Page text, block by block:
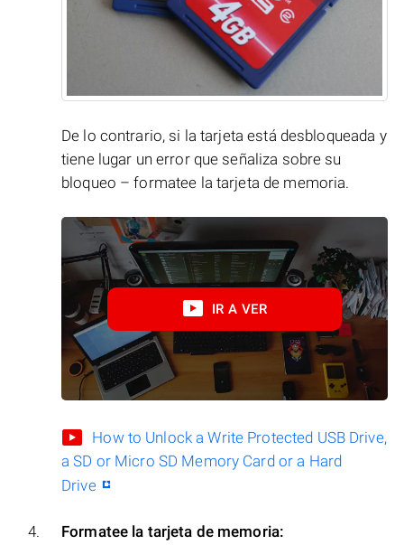
De lo contrario, si la tarjeta está desbloqueada y
tiene lugar un error que señaliza sobre su
bloqueo – formatee la tarjeta de memoria.
IR A VER
How to Unlock a Write Protected USB Drive,
a SD or Micro SD Memory Card or a Hard
Drive
Formatee la tarjeta de memoria: